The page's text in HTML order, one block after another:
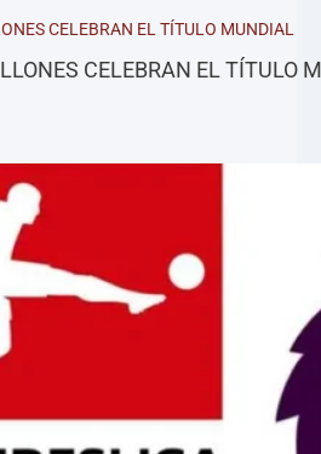
CELEBRAN EL TÍTULO